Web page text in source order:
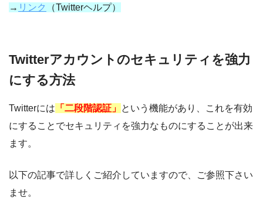
→ リンク （Twitterヘルプ）
Twitterアカウントのセキュリティを強力
にする方法
Twitterには 「二段階認証」 という機能があり、これを有効
にすることでセキュリティを強力なものにすることが出来
ます。
以下の記事で詳しくご紹介していますので、ご参照下さい
ませ。